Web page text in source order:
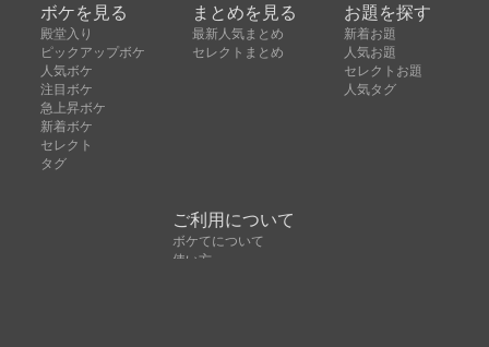
ボケを見る
殿堂入り
ピックアップボケ
人気ボケ
注目ボケ
急上昇ボケ
新着ボケ
セレクト
タグ
まとめを見る
最新人気まとめ
セレクトまとめ
お題を探す
新着お題
人気お題
セレクトお題
人気タグ
ご利用について
ボケてについて
使い方